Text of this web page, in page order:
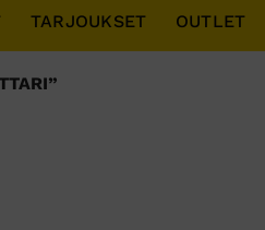
TARJOUKSET OUTLET